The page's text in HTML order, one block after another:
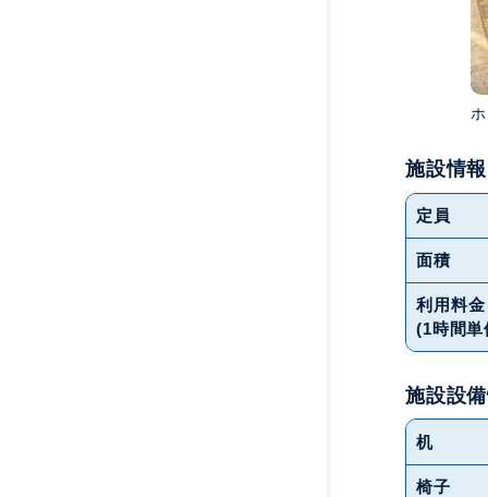
施設情報
定員
面積
利用料金
(1時間単
施設設
机
椅子